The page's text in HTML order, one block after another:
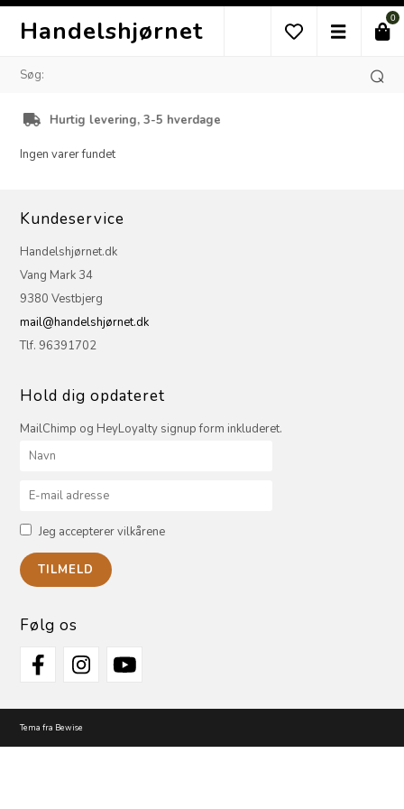
Handelshjørnet 0
levering, 3-5 hverdage
Ingen varer fundet
Kundeservice
Handelshjørnet.dk
Vang Mark 34
9380 Vestbjerg
mail@handelshjørnet.dk
Tlf. 96391702
Hold dig opdateret
MailChimp og HeyLoyalty signup form inkluderet.
Jeg accepterer vilkårene
Følg os
Tema fra Bewise